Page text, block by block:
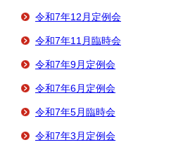
令和7年12月定例会
令和7年11月臨時会
令和7年9月定例会
令和7年6月定例会
令和7年5月臨時会
令和7年3月定例会